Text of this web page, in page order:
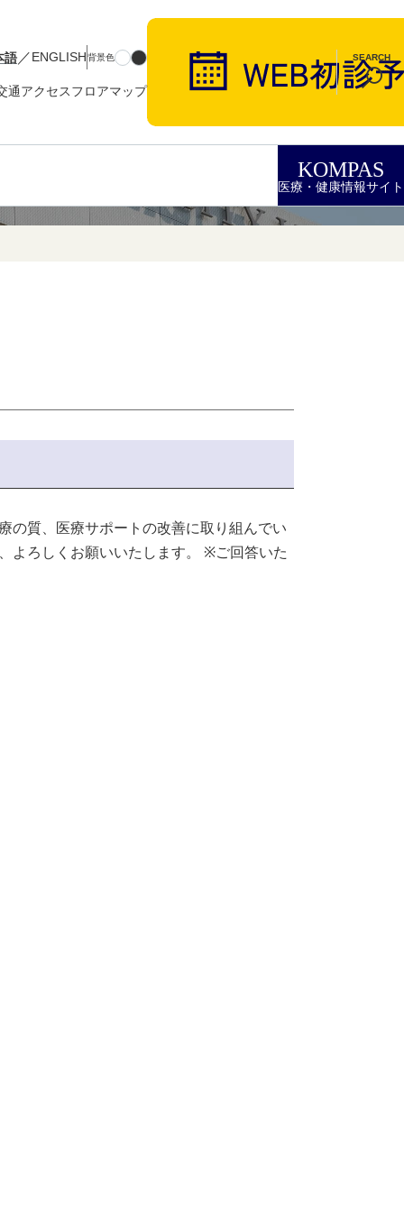
語／ENGLISH背景色
通アクセスフロアマップ
SEARCH
KOMPAS
医療・健康情報サイト
の質、医療サポートの改善に取り組んでい
ろしくお願いいたします。
※ご回答いた